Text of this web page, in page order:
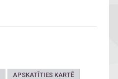
APSKATĪTIES KARTĒ